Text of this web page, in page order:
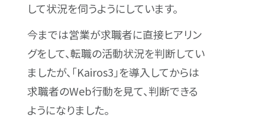
して状況を伺うようにしています。
今までは営業が求職者に直接ヒアリン
グをして、転職の活動状況を判断してい
ましたが、「Kairos3」を導入してからは
求職者のWeb行動を見て、判断できる
ようになりました。